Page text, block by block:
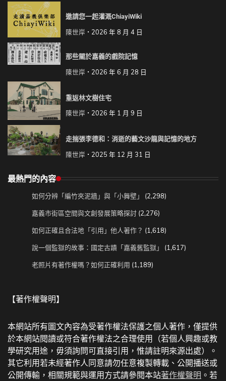
邀請您一起灌溉ChiayiWiki
陳世岸 2026 年 8 月 4 日
那些關於嘉義的戲院記憶
陳世岸 2026 年 6 月 28 日
重返林文樹住宅
陳世岸 2026 年 1 月 9 日
走揣張李德和：消逝的藝文沙龍與記憶的地方
陳世岸 2025 年 12 月 31 日
最熱門的內容
如何分辨「編竹夾泥牆」與「小舞壁」 (2,298)
嘉義市街區空間與文創發展策略探討 (2,276)
如何正確且合法地「引用」他人著作？ (1,618)
說一個監獄的故事：國定古蹟「嘉義舊監獄」 (1,617)
老照片有著作權嗎？如何正確利用 (1,189)
【著作權聲明】
本網站所有圖文內容為受著作權法保護之個人著作，僅提供
於本網站閱讀或符合著作權法之合理使用（若個人興趣或教
學研究用途，毋須詢問可直接引用，惟請註明來源出處）。
其它利用若未經著作人同意請勿任意複製轉載、公開播送或
公開傳輸，相關規範與運用方式請參閱本站著作權聲明 。若